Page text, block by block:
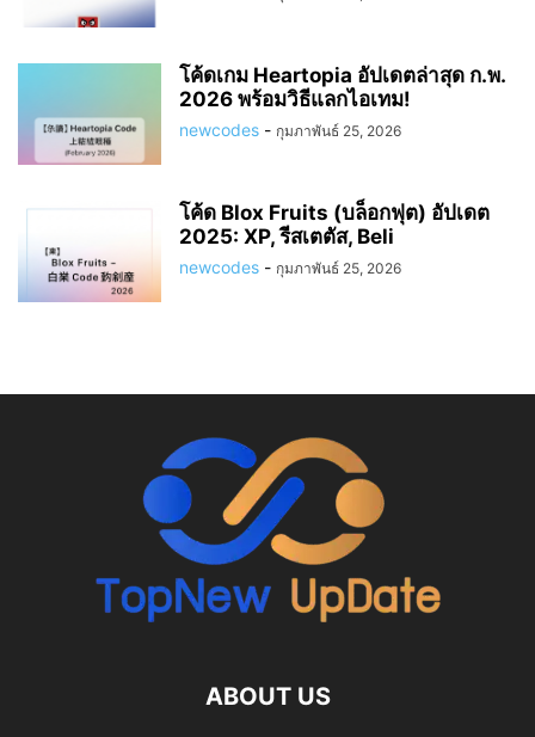
โค้ดเกม Heartopia อัปเดตล่าสุด ก.พ.
2026 พร้อมวิธีแลกไอเทม!
newcodes - กุมภาพันธ์ 25, 2026
โค้ด Blox Fruits (บล็อกฟุต) อัปเดต
2025: XP, รีสเตตัส, Beli
newcodes - กุมภาพันธ์ 25, 2026
ABOUT US